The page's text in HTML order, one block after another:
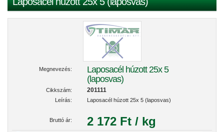
Megnevezés:
Laposacél húzott 25x 5
(laposvas)
Cikkszám: 201111
Leírás: Laposacél húzott 25x 5 (laposvas)
Bruttó ár: 2 172 Ft / kg